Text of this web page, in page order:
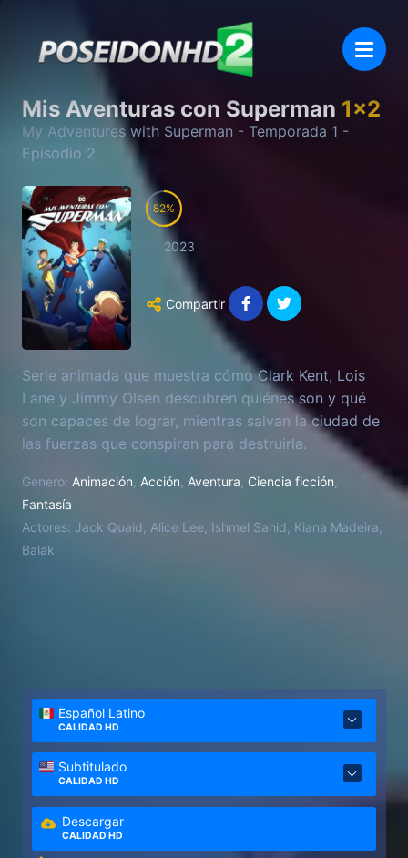
Mis Aventuras con Superman 1x2
My Adventures with Superman - Temporada 1 -
Episodio 2
82
2023
Compartir
Serie animada que muestra cómo Clark Kent, Lois
Lane y Jimmy Olsen descubren quiénes son y qué
son capaces de lograr, mientras salvan la ciudad de
las fuerzas que conspiran para destruirla.
Genero: Animación Acción Aventura Ciencia ficción
Fantasía
Actores: Jack Quaid, Alice Lee, Ishmel Sahid, Kiana Madeira,
Balak
Español Latino
CALIDAD HD
Subtitulado
CALIDAD HD
Descargar
CALIDAD HD